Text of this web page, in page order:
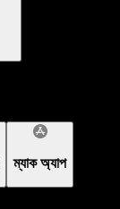
ম্যাক অ্যাপ